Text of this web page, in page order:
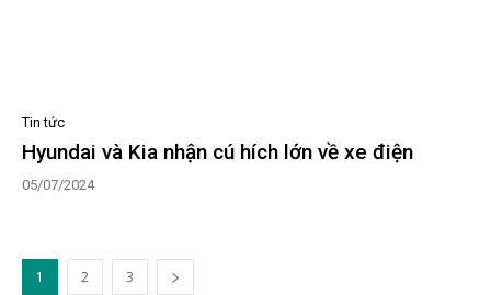
Tin tức
Hyundai và Kia nhận cú hích lớn về xe điện
05/07/2024
1 2 3